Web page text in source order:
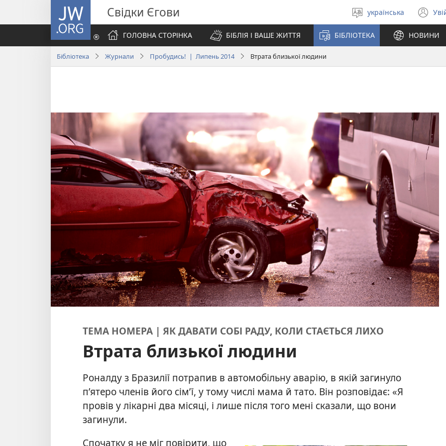
JW.ORG Свідки Єгови
Вибрати
мову
українська
у
ГОЛОВНА СТОРІНКА
БІБЛІЯ І ВАШЕ ЖИТТЯ БІБЛІОТЕКА НОВИНИ
Бібліотека Журнали Пробудись! | Липень 2014 Втрата близької людини
ТЕМА НОМЕРА | ЯК ДАВАТИ СОБІ РАДУ, КОЛИ СТАЄТЬСЯ ЛИХО
Втрата близької людини
Роналду з Бразилії потрапив в автомобільну аварію, в якій загинуло
п’ятеро членів його сім’ї, у тому числі мама й тато. Він розповідає: «Я
провів у лікарні два місяці, і лише після того мені сказали, що вони
загинули.
Спочатку я не міг повірити, що